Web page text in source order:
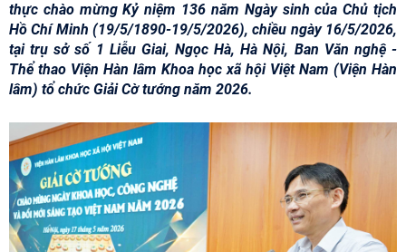
thực chào mừng Kỷ niệm 136 năm Ngày sinh của Chủ tịch
Hồ Chí Minh (19/5/1890-19/5/2026), chiều ngày 16/5/2026,
tại trụ sở số 1 Liễu Giai, Ngọc Hà, Hà Nội, Ban Văn nghệ -
Thể thao Viện Hàn lâm Khoa học xã hội Việt Nam (Viện Hàn
lâm) tổ chức Giải Cờ tướng năm 2026.